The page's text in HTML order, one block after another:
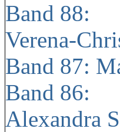
Band 88:
Verena-
Band 87:
Band 86:
Alexandra